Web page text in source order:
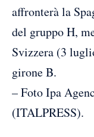
affronterà la
del gruppo H,
Svizzera (3
girone B.
– Foto Ipa
(ITALPRESS).